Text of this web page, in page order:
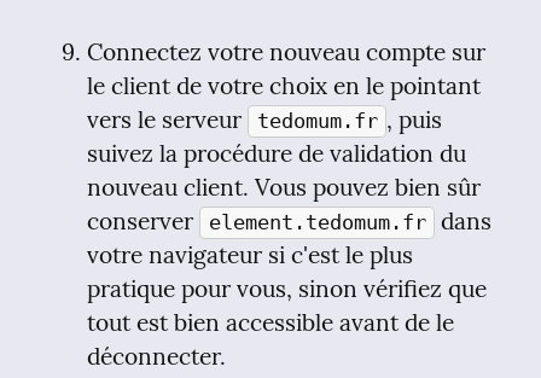
Connectez votre nouveau compte sur
le client de votre choix en le pointant
vers le serveur
tedomum.fr , puis
suivez la procédure de validation du
nouveau client. Vous pouvez bien sûr
conserver
element.tedomum.fr
dans
votre navigateur si c'est le plus
pratique pour vous, sinon vérifiez que
tout est bien accessible avant de le
déconnecter.